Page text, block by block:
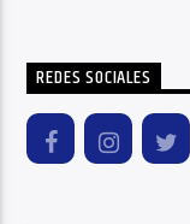
REDES SOCIALES